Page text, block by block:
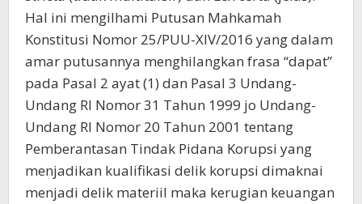
Hal ini mengilhami Putusan Mahkamah
Konstitusi Nomor 25/PUU-XIV/2016 yang dalam
amar putusannya menghilangkan frasa “dapat”
pada Pasal 2 ayat (1) dan Pasal 3 Undang-
Undang RI Nomor 31 Tahun 1999 jo Undang-
Undang RI Nomor 20 Tahun 2001 tentang
Pemberantasan Tindak Pidana Korupsi yang
menjadikan kualifikasi delik korupsi dimaknai
menjadi delik materiil maka kerugian keuangan